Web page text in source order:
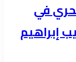
في
إبراهيم